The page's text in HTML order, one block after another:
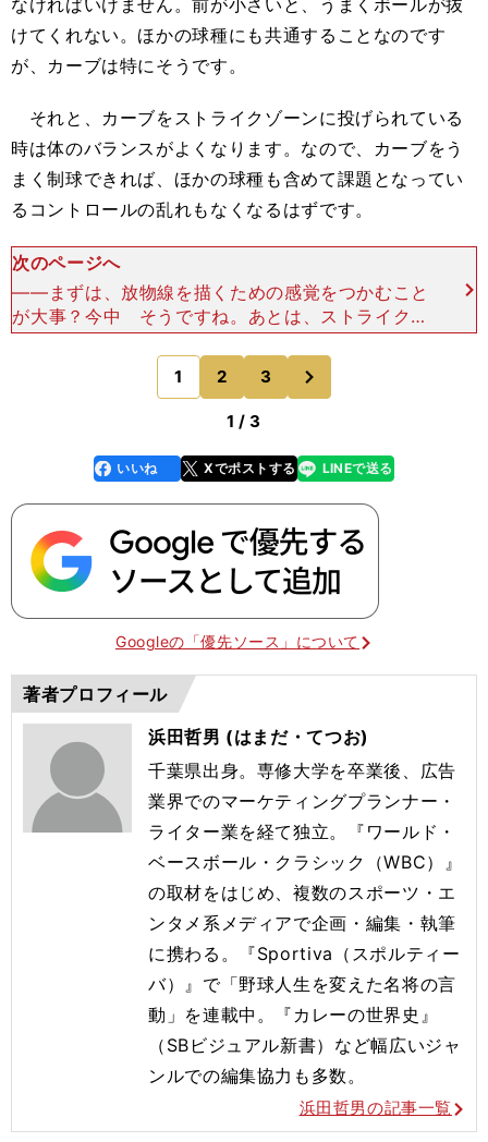
なければいけません。前が小さいと、うまくボールが抜
けてくれない。ほかの球種にも共通することなのです
が、カーブは特にそうです。
それと、カーブをストライクゾーンに投げられている
時は体のバランスがよくなります。なので、カーブをう
まく制球できれば、ほかの球種も含めて課題となってい
るコントロールの乱れもなくなるはずです。
次のページへ
――まずは、放物線を描くための感覚をつかむこと
が大事？今中 そうですね。あとは、ストライクゾ
ーンに投げるのではなく、ホームベースの上にボー
ルをポトッと落とすイメージで投げること。慣れな
いうちは腕を振
1 2 3
1 / 3
faceboo
k
いいね Xでポストする
line LINEで送る
Googleの「優先ソース」について
著者プロフィール
浜田哲男 (はまだ・てつお)
千葉県出身。専修大学を卒業後、広告
業界でのマーケティングプランナー・
ライター業を経て独立。『ワールド・
ベースボール・クラシック（WBC）』
の取材をはじめ、複数のスポーツ・エ
ンタメ系メディアで企画・編集・執筆
に携わる。『Sportiva（スポルティー
バ）』で「野球人生を変えた名将の言
動」を連載中。『カレーの世界史』
（SBビジュアル新書）など幅広いジャ
ンルでの編集協力も多数。
浜田哲男の記事一覧